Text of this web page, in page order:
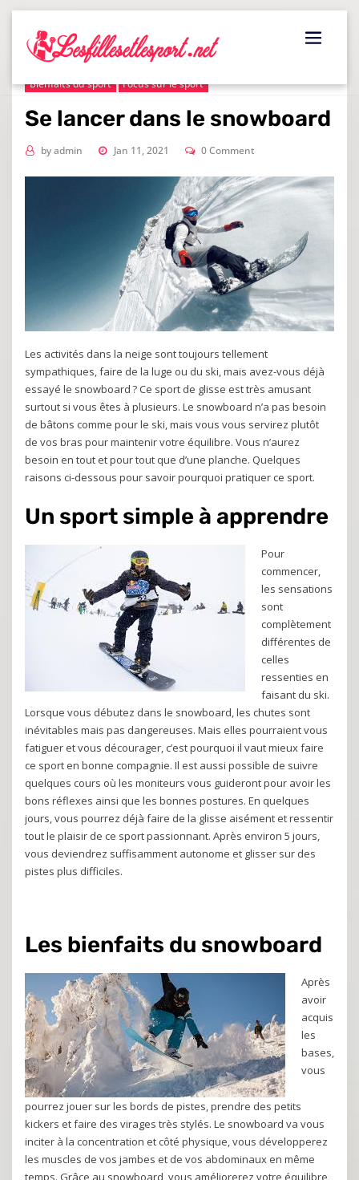
Skip
content
Bienfaits du sport Focus sur le sport
Se lancer dans le snowboard
byadmin Jan 11, 2021 0 Comment
Les activités dans la neige sont toujours tellement
sympathiques, faire de la luge ou du ski, mais avez-vous déjà
essayé le snowboard ? Ce sport de glisse est très amusant
surtout si vous êtes à plusieurs. Le snowboard n’a pas besoin
de bâtons comme pour le ski, mais vous vous servirez plutôt
de vos bras pour maintenir votre équilibre. Vous n’aurez
besoin en tout et pour tout que d’une planche. Quelques
raisons ci-dessous pour savoir pourquoi pratiquer ce sport.
Un sport simple à apprendre
Pour
commencer,
les sensations
sont
complètement
différentes de
celles
ressenties en
faisant du ski.
Lorsque vous débutez dans le snowboard, les chutes sont
inévitables mais pas dangereuses. Mais elles pourraient vous
fatiguer et vous décourager, c’est pourquoi il vaut mieux faire
ce sport en bonne compagnie. Il est aussi possible de suivre
quelques cours où les moniteurs vous guideront pour avoir les
bons réflexes ainsi que les bonnes postures. En quelques
jours, vous pourrez déjà faire de la glisse aisément et ressentir
tout le plaisir de ce sport passionnant. Après environ 5 jours,
vous deviendrez suffisamment autonome et glisser sur des
pistes plus difficiles.
Les bienfaits du snowboard
Après
avoir
acquis
les
bases,
vous
pourrez jouer sur les bords de pistes, prendre des petits
kickers et faire des virages très stylés. Le snowboard va vous
inciter à la concentration et côté physique, vous développerez
les muscles de vos jambes et de vos abdominaux en même
temps. Grâce au snowboard, vous améliorerez votre équilibre,